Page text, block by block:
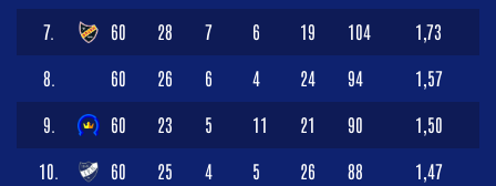
7. 60 28 7 6 19 104 1,73
8. 60 26 6 4 24 94 1,57
9. 60 23 5 11 21 90 1,50
10. 60 25 4 5 26 88 1,47